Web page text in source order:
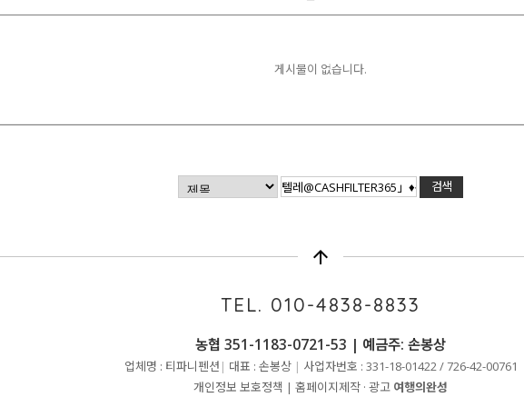
게시물이 없습니다.
arrow_upward
TEL. 010-4838-8833
농협 351-1183-0721-53 | 예금주: 손봉상
업체명 : 티파니펜션 | 대표 : 손봉상 | 사업자번호 : 331-18-01422 / 726-42-00761
개인정보 보호정책 | 홈페이지제작 · 광고 여행의완성